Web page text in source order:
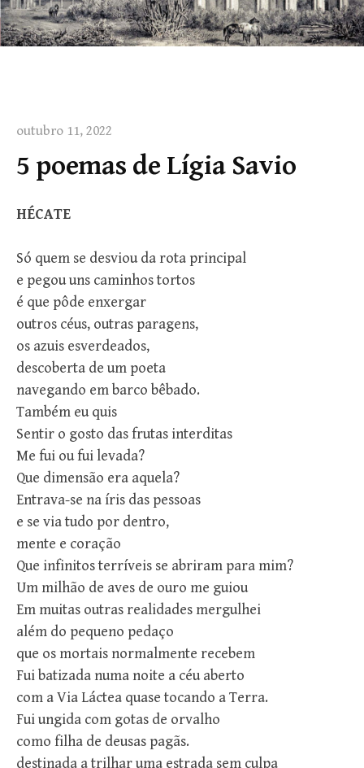
outubro 11, 2022
5 poemas de Lígia Savio
HÉCATE
Só quem se desviou da rota principal
e pegou uns caminhos tortos
é que pôde enxergar
outros céus, outras paragens,
os azuis esverdeados,
descoberta de um poeta
navegando em barco bêbado.
Também eu quis
Sentir o gosto das frutas interditas
Me fui ou fui levada?
Que dimensão era aquela?
Entrava-se na íris das pessoas
e se via tudo por dentro,
mente e coração
Que infinitos terríveis se abriram para mim?
Um milhão de aves de ouro me guiou
Em muitas outras realidades mergulhei
além do pequeno pedaço
que os mortais normalmente recebem
Fui batizada numa noite a céu aberto
com a Via Láctea quase tocando a Terra.
Fui ungida com gotas de orvalho
como filha de deusas pagãs.
destinada a trilhar uma estrada sem culpa